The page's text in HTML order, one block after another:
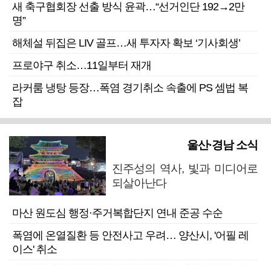
새 축구협회장 선출 방식 윤곽…“선거인단 192→2만
명”
해체설 뒤집은 LIV 골프…새 투자자 확보 ‘기사회생’
프로야구 취소…11일부터 재개
라커룸 냉탕 등장…폭염 경기취소 속출에 PS 셈법 복
잡
울산·경남 소식
진주성의 역사, 빛과 미디어로
되살아난다
마산 원도심 행정·주거복합단지 연내 준공 수순
폭염에 온열질환 등 안전사고 우려… 양산시, '어필 레
이스' 취소